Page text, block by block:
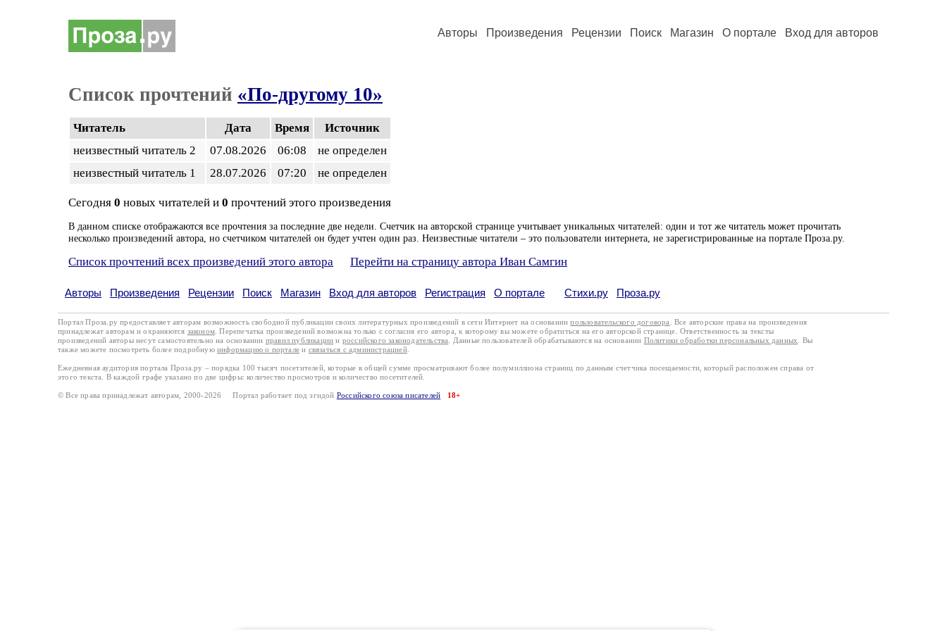
Авторы Произведения Рецензии Поиск Магазин О портале Вход для авторов
Список прочтений «По-другому 10»
Читатель Дата Время
Источник
неизвестный читатель 2
07.08.2026 06:08
не определен
неизвестный читатель 1
28.07.2026 07:20 не определен
Сегодня 0 новых читателей и 0 прочтений этого произведения
В данном списке отображаются все прочтения за последние две недели. Счетчик на авторской странице учитывает уникальных читателей: один и тот же читатель может прочитать
несколько произведений автора, но счетчиком читателей он будет учтен один раз. Неизвестные читатели – это пользователи интернета, не зарегистрированные на портале Проза.ру.
Список прочтений всех произведений этого автора Перейти на страницу автора Иван Самгин
Авторы Произведения Рецензии Поиск Магазин Вход для авторов Регистрация О портале Стихи.ру Проза.ру
Портал Проза.ру предоставляет авторам возможность свободной публикации своих литературных произведений в сети Интернет на основаниипользовательского договора
. Все авторские права на произведения
принадлежат авторам и охраняются законом . Перепечатка произведений возможна только с согласия его автора, к которому вы можете обратиться на его авторской странице. Ответственность за тексты
произведений авторы несут самостоятельно на основании правил публикации и российского законодательства . Данные пользователей обрабатываются на основании Политики обработки персональных данных
. Вы
также можете посмотреть более подробную информацию о портале и связаться с администрацией.
Ежедневная аудитория портала Проза.ру – порядка 100 тысяч посетителей, которые в общей сумме просматривают более полумиллиона страниц по данным счетчика посещаемости, который расположен справа от
этого текста. В каждой графе указано по две цифры: количество просмотров и количество посетителей.
© Все права принадлежат авторам, 2000-2026 Портал работает под эгидой Российского союза писателей 18+